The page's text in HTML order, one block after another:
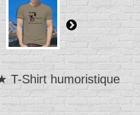
T-Shirt humoristique